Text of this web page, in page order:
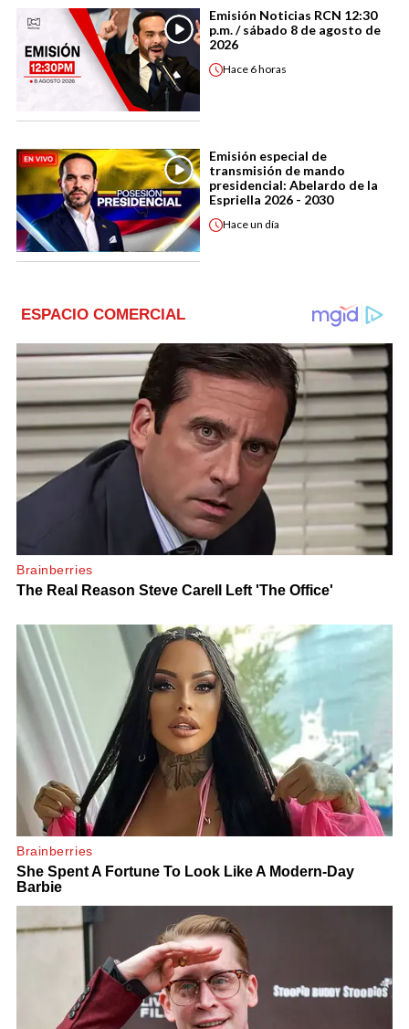
Emisión Noticias RCN 12:30
p.m. / sábado 8 de agosto de
2026
Hace 6 horas
Emisión especial de
transmisión de mando
presidencial: Abelardo de la
Espriella 2026 - 2030
Haceun día